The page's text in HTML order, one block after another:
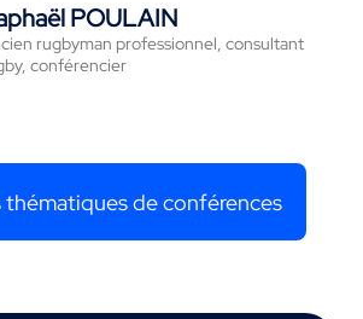
POULAIN
rugbyman professionnel, consultant
conférencier
thématiques de conférences